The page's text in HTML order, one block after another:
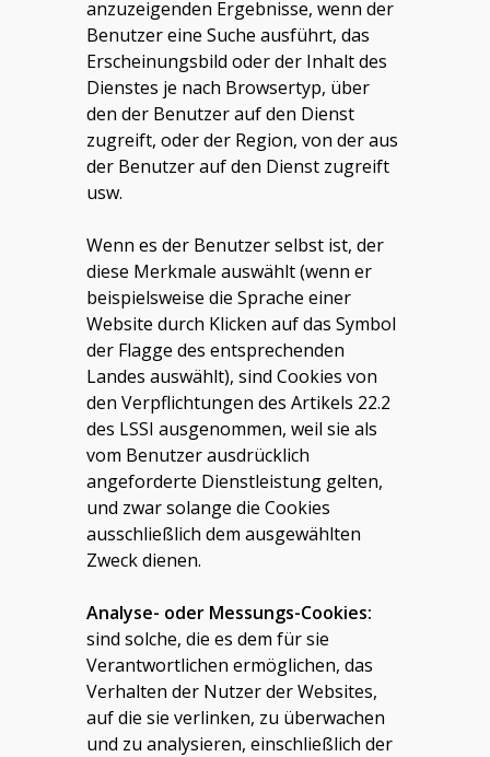
anzuzeigenden Ergebnisse, wenn der
Benutzer eine Suche ausführt, das
Erscheinungsbild oder der Inhalt des
Dienstes je nach Browsertyp, über
den der Benutzer auf den Dienst
zugreift, oder der Region, von der aus
der Benutzer auf den Dienst zugreift
usw.
Wenn es der Benutzer selbst ist, der
diese Merkmale auswählt (wenn er
beispielsweise die Sprache einer
Website durch Klicken auf das Symbol
der Flagge des entsprechenden
Landes auswählt), sind Cookies von
den Verpflichtungen des Artikels 22.2
des LSSI ausgenommen, weil sie als
vom Benutzer ausdrücklich
angeforderte Dienstleistung gelten,
und zwar solange die Cookies
ausschließlich dem ausgewählten
Zweck dienen.
Analyse- oder Messungs-Cookies:
sind solche, die es dem für sie
Verantwortlichen ermöglichen, das
Verhalten der Nutzer der Websites,
auf die sie verlinken, zu überwachen
und zu analysieren, einschließlich der